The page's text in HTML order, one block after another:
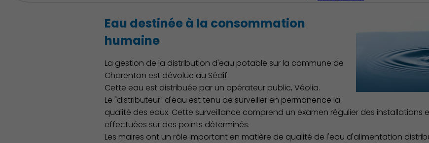
Démocratie locale
Action Sociale Solidarité
Eau destinée à la consommation
humaine
La gestion de la distribution d'eau potable sur la commune de
Charenton est dévolue au Sédif.
Cette eau est distribuée par un opérateur public, Véolia.
Le "distributeur" d'eau est tenu de surveiller en permanence la
qualité des eaux. Cette surveillance comprend un examen régulier des installations
effectuées sur des points déterminés.
Les maires ont un rôle important en matière de qualité de l'eau d'alimentation